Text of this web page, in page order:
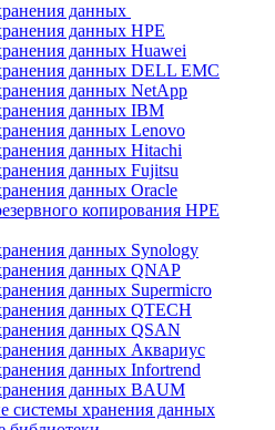
данных
данных HPE
данных Huawei
данных DELL EMC
данных NetApp
данных IBM
данных Lenovo
данных Hitachi
данных Fujitsu
данных Oracle
копирования HPE
данных Synology
данных QNAP
данных Supermicro
данных QTECH
данных QSAN
данных Аквариус
данных Infortrend
данных BAUM
системы хранения данных